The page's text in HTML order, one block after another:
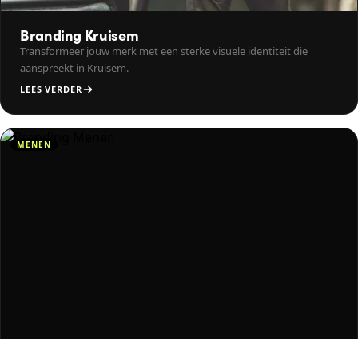
Branding Kruisem
Transformeer jouw merk met een sterke visuele identiteit die
aanspreekt in Kruisem.
LEES VERDER
MENEN